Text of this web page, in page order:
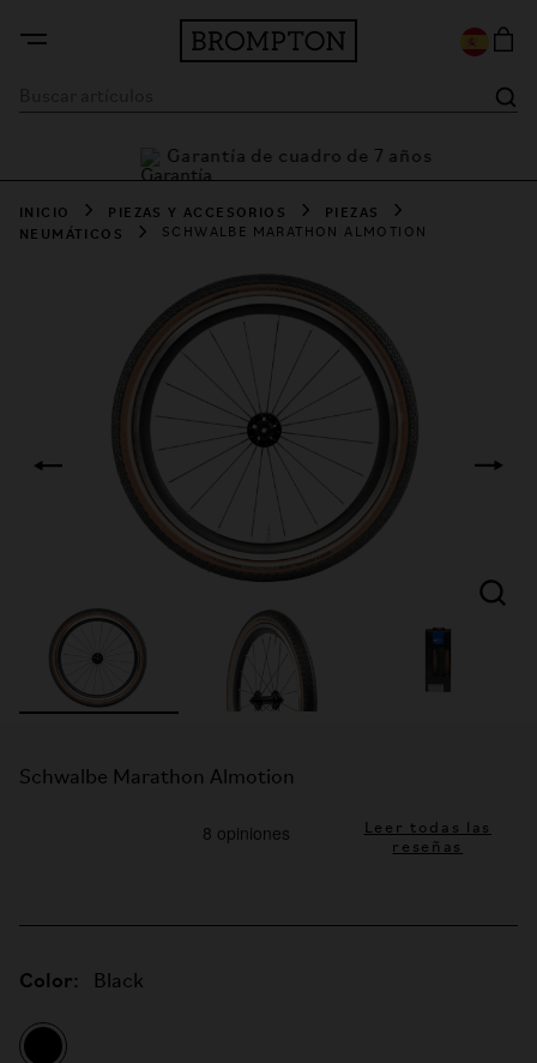
Garantía de cuadro de 7 años
INICIO PIEZAS Y ACCESORIOS
PIEZAS
NEUMÁTICOS
SCHWALBE MARATHON ALMOTION
Schwalbe Marathon Almotion
Leer todas las
reseñas
Color: Black